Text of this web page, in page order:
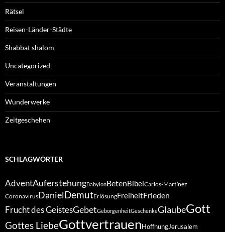
Rätsel
Reisen-Länder-Städte
Shabbat shalom
Uncategorized
Veranstaltungen
Wunderwerke
Zeitgeschehen
SCHLAGWÖRTER
AdventAuferstehungBabylonBetenBibelCarlos-Martínez
CoronavirusDanielDemutErlösungFreiheitFrieden
Frucht des GeistesGebetGeborgenheitGeschenkeGlaubeGott
Gottes LiebeGottvertrauenHoffnungJerusalem